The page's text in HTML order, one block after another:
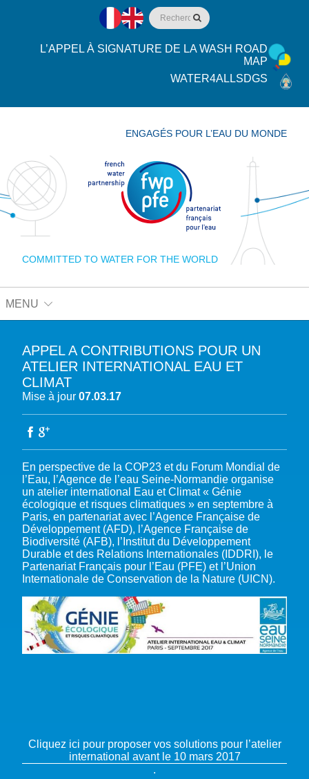
L’APPEL À SIGNATURE DE LA WASH ROAD
MAP
WATER4ALLSDGS
COMMITTED TO WATER FOR THE WORLD
ENGAGÉS POUR L’EAU DU MONDE
MENU
A PROPOS DU PFE
NOTRE MISSION
LES MEMBRES DU PFE
RÈGLEMENT DES COTISATIONS DES MEMBRES
DEVENIR MEMBRE
NOTRE GOUVERNANCE
NOTRE SECRÉTARIAT
NOTRE PLAIDOYER MULTI-ACTEUR
L’EAU DANS LES OBJECTIFS DU DÉVELOPPEMENT DURABLE (ODD)
EAU & CLIMAT
ACCÈS À LA WASH DANS LES CONTEXTES DE CRISES ET FRAGILITÉS
WASH ROAD MAP
CRISE UKRAINIENNE 2022
EAUX, SOLS, AGROÉCOLOGIE ET SÉCURITÉ ALIMENTAIRE
AUTRES EXPERTISES
ÉVÉNEMENTS
COP29 CLIMAT – BAKOU 2024
FORUM URBAIN MONDIAL – LE CAIRE 2024
COP16 BIODIVERSITÉ – CALI 2024
FORUM MONDIAL DE L’EAU – BALI 2024
COP28 CLIMAT – DUBAÏ 2023
CONFÉRENCE ONU SUR L’EAU – NEW YORK 2023
PRESSE
APPEL A CONTRIBUTIONS POUR UN
ATELIER INTERNATIONAL EAU ET
CLIMAT
Mise à jour 07.03.17
En perspective de la COP23 et du Forum Mondial de
l’Eau, l’Agence de l’eau Seine-Normandie organise
un atelier international Eau et Climat « Génie
écologique et risques climatiques » en septembre à
Paris, en partenariat avec l’Agence Française de
Développement (AFD), l’Agence Française de
Biodiversité (AFB), l’Institut du Développement
Durable et des Relations Internationales (IDDRI), le
Partenariat Français pour l’Eau (PFE) et l’Union
Internationale de Conservation de la Nature (UICN).
Cliquez ici pour proposer vos solutions pour l’atelier
international avant le 10 mars 2017
.